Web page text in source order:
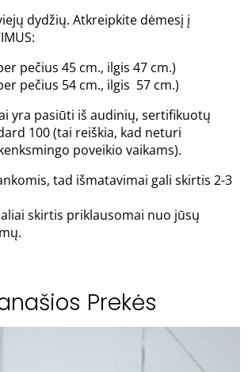
dydžių. Atkreipkite dėmesį į
pečius 45 cm., ilgis 47 cm.)
pečius 54 cm., ilgis 57 cm.)
yra pasiūti iš audinių, sertifikuotų
100 (tai reiškia, kad neturi
poveikio vaikams).
tad išmatavimai gali skirtis 2-3
skirtis priklausomai nuo jūsų
Prekės